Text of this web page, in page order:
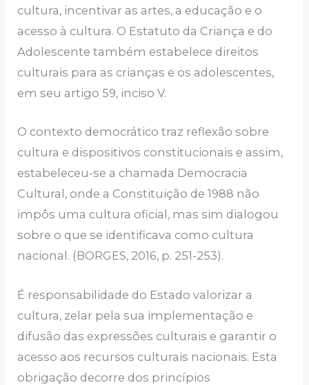
cultura, incentivar as artes, a educação e o
acesso à cultura. O Estatuto da Criança e do
Adolescente também estabelece direitos
culturais para as crianças e os adolescentes,
em seu artigo 59, inciso V.
O contexto democrático traz reflexão sobre
cultura e dispositivos constitucionais e assim,
estabeleceu-se a chamada Democracia
Cultural, onde a Constituição de 1988 não
impôs uma cultura oficial, mas sim dialogou
sobre o que se identificava como cultura
nacional. (BORGES, 2016, p. 251-253).
É responsabilidade do Estado valorizar a
cultura, zelar pela sua implementação e
difusão das expressões culturais e garantir o
acesso aos recursos culturais nacionais. Esta
obrigação decorre dos princípios